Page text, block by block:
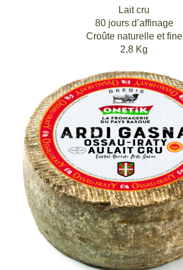
Lait cru
80 jours d’affinage
Croûte naturelle et fine
2,8 Kg